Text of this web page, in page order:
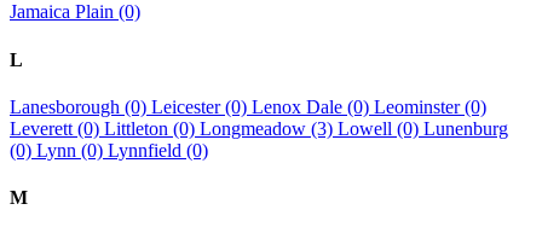
Jamaica Plain (0)
L
Lanesborough (0) Leicester (0) Lenox Dale (0) Leominster (0)
Leverett (0) Littleton (0) Longmeadow (3) Lowell (0) Lunenburg
(0) Lynn (0) Lynnfield (0)
M